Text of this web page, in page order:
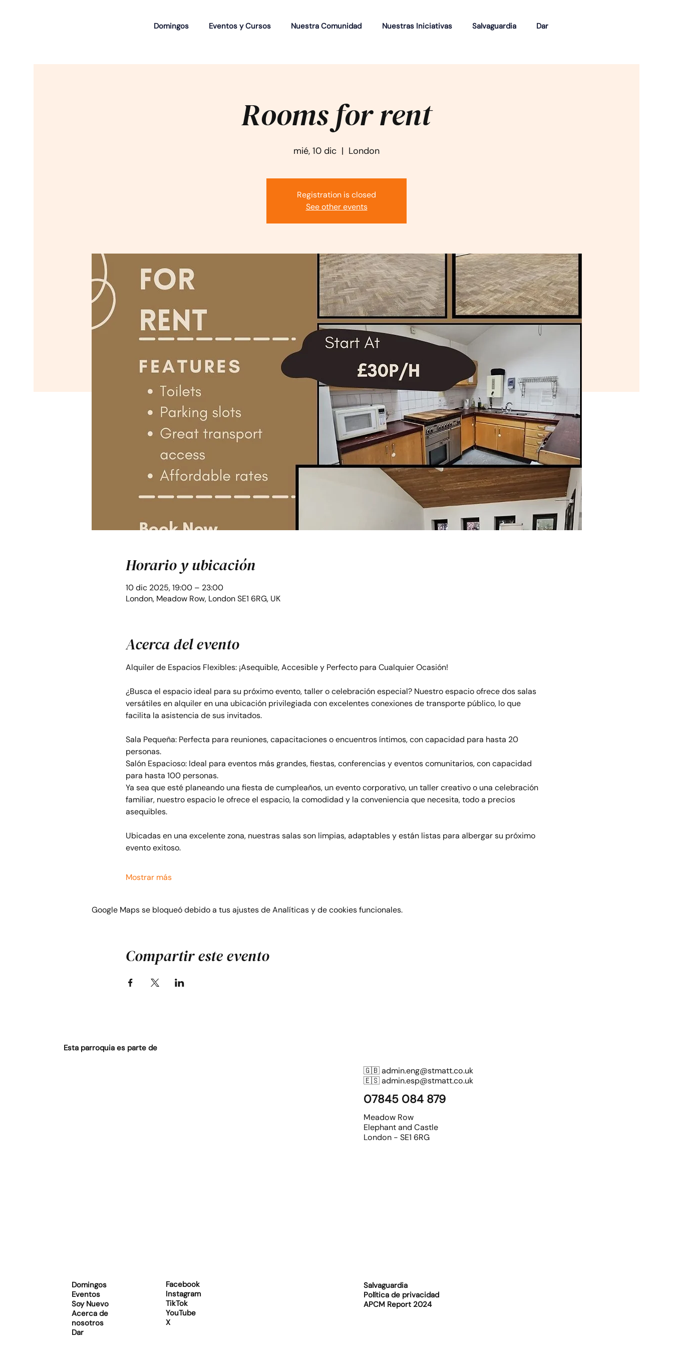
Domingos Eventos y Cursos Nuestra Comunidad Nuestras Iniciativas Salvaguardia Dar
Rooms for rent
mié, 10 dic
  |
London
Registration is closed
See other events
Horario y ubicación
10 dic 2025, 19:00 – 23:00
London, Meadow Row, London SE1 6RG, UK
Acerca del evento
Alquiler de Espacios Flexibles: ¡Asequible, Accesible y Perfecto para Cualquier Ocasión!
¿Busca el espacio ideal para su próximo evento, taller o celebración especial? Nuestro espacio ofrece dos salas
versátiles en alquiler en una ubicación privilegiada con excelentes conexiones de transporte público, lo que
facilita la asistencia de sus invitados.
Sala Pequeña: Perfecta para reuniones, capacitaciones o encuentros íntimos, con capacidad para hasta 20
personas.
Salón Espacioso: Ideal para eventos más grandes, fiestas, conferencias y eventos comunitarios, con capacidad
para hasta 100 personas.
Ya sea que esté planeando una fiesta de cumpleaños, un evento corporativo, un taller creativo o una celebración
familiar, nuestro espacio le ofrece el espacio, la comodidad y la conveniencia que necesita, todo a precios
asequibles.
Ubicadas en una excelente zona, nuestras salas son limpias, adaptables y están listas para albergar su próximo
evento exitoso.
Mostrar más
Google Maps se bloqueó debido a tus ajustes de Analíticas y de cookies funcionales.
Compartir este evento
Esta parroquia es parte de
🇬🇧admin.eng@stmatt.co.uk
🇪🇸admin.esp@stmatt.co.uk
07845 084 879
Meadow Row
Elephant and Castle
London - SE1 6RG
Domingos
Eventos
Soy Nuevo
Acerca de
nosotros
Dar
Facebook
Instagram
TikTok
YouTube
X
Salvaguardia
Política de privacidad
APCM Report 2024